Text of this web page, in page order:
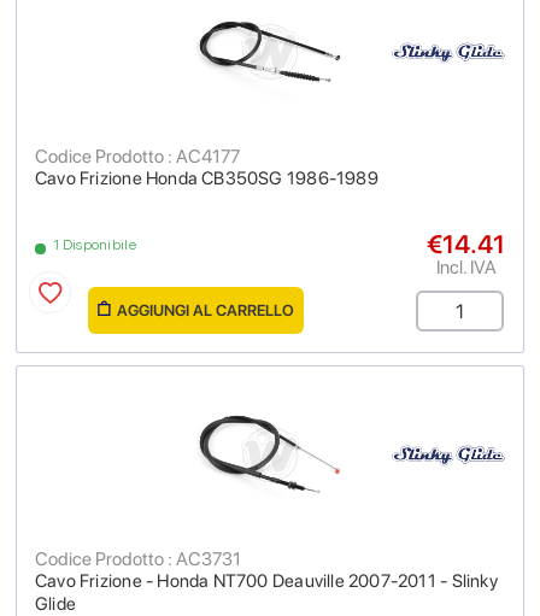
Cavo Frizione Honda CB350SG 1986-1989
Codice Prodotto : AC4177
1 Disponibile €14.41
Incl. IVA
AGGIUNGI AL CARRELLO
Cavo Frizione - Honda NT700 Deauville 2007-2011 - Slinky
Glide
Codice Prodotto : AC3731